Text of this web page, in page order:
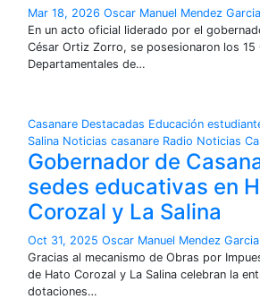
Mar 18, 2026 Oscar Manuel Mendez Garcia
En un acto oficial liderado por el
César Ortiz Zorro, se posesionaron los 15
Departamentales de…
Casanare Destacadas Educación
Salina Noticias casanare Radio Noticias
Gobernador de
sedes educativas en
Corozal y La Salina
Oct 31, 2025 Oscar Manuel Mendez Garcia
Gracias al mecanismo de Obras por
de Hato Corozal y La Salina celebran la
dotaciones…